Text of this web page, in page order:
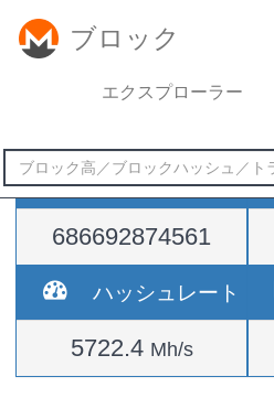
ブロック
エクスプローラー
難易度
686692874561
ハッシュレート
5722.4 Mh/s